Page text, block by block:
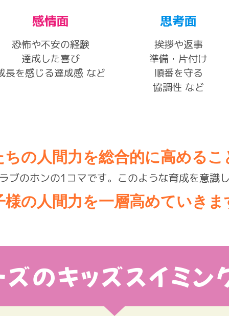
感情面
恐怖や不安の経験
達成した喜び
長を感じる達成感 など
思考面
挨拶や返事
準備・片付け
順番を守る
協調性 など
の人間力を総合的に高める
ブのホンの1コマです。このような育成を意識
様の人間力を一層高めていきま
のキッズスイミ